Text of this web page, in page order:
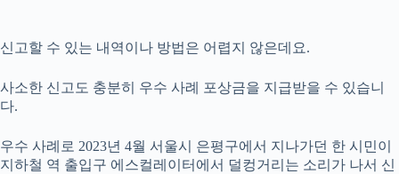
신고할 수 있는 내역이나 방법은 어렵지 않은데요.
사소한 신고도 충분히 우수 사례 포상금을 지급받을 수 있습니
다.
우수 사례로 2023년 4월 서울시 은평구에서 지나가던 한 시민이
지하철 역 출입구 에스컬레이터에서 덜컹거리는 소리가 나서 신